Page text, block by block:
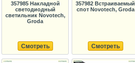
357985 Накладной
светодиодный
светильник Novotech,
Groda
Смотреть
357982 Встраиваемый
спот Novotech, Groda
Смотреть